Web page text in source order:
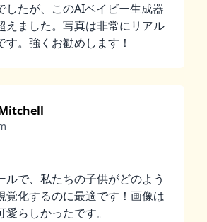
したが、このAIベイビー生成器
えました。写真は非常にリアル
す。強くお勧めします！
ルで、私たちの子供がどのよう
覚化するのに最適です！画像は
らしかったです。